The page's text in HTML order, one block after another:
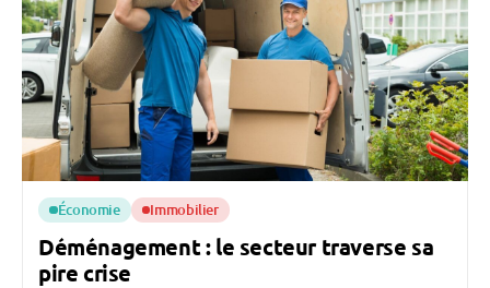
Économie Immobilier
Déménagement : le secteur traverse sa
pire crise